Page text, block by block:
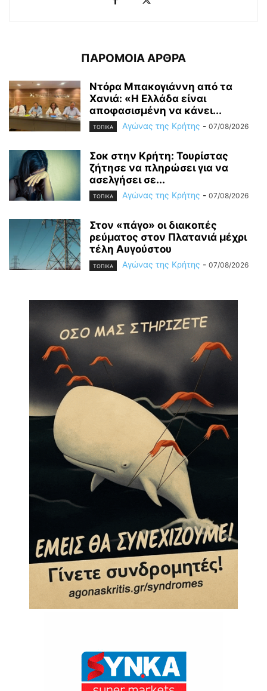
ΠΑΡΟΜΟΙΑ ΑΡΘΡΑ
Ντόρα Μπακογιάννη από τα
Χανιά: «Η Ελλάδα είναι
αποφασισμένη να κάνει...
ΤΟΠΙΚΑ Αγώνας της Κρήτης - 07/08/2026
Σοκ στην Κρήτη: Τουρίστας
ζήτησε να πληρώσει για να
ασελγήσει σε...
ΤΟΠΙΚΑ Αγώνας της Κρήτης - 07/08/2026
Στον «πάγο» οι διακοπές
ρεύματος στον Πλατανιά μέχρι
τέλη Αυγούστου
ΤΟΠΙΚΑ Αγώνας της Κρήτης - 07/08/2026